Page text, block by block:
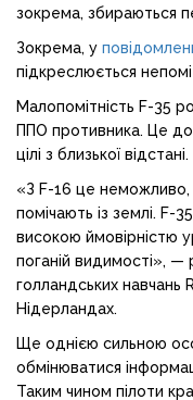
зокрема, збираються
Зокрема, у
підкреслюється
Малопомітність F-35
ППО противника. Це
цілі з близької відстані.
«З F-16 це неможливо,
помічають із землі. F-
високою ймовірністю
поганій видимості», —
голландських навчань
Нідерландах.
Ще однією сильною
обмінюватися
Таким чином пілоти